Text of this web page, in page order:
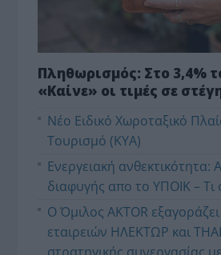
Πληθωρισμός: Στο 3,4%
«Καίνε» οι τιμές σε
Νέο Ειδικό Χωροταξικό
Τουρισμό (ΚΥΑ)
Ενεργειακή ανθεκτικότητα:
διαφυγής απο το ΥΠΟΙΚ – Τι
Ο Όμιλος AKTOR
εταιρειών ΗΛΕΚΤΩΡ και